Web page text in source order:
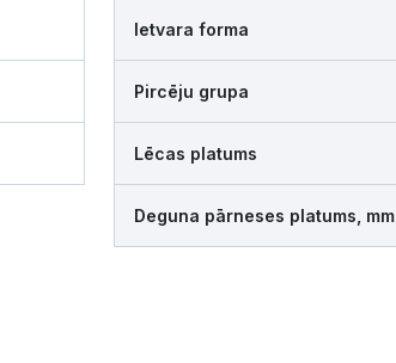
Ietvara forma
Pircēju grupa
Lēcas platums
Deguna pārneses platums, mm